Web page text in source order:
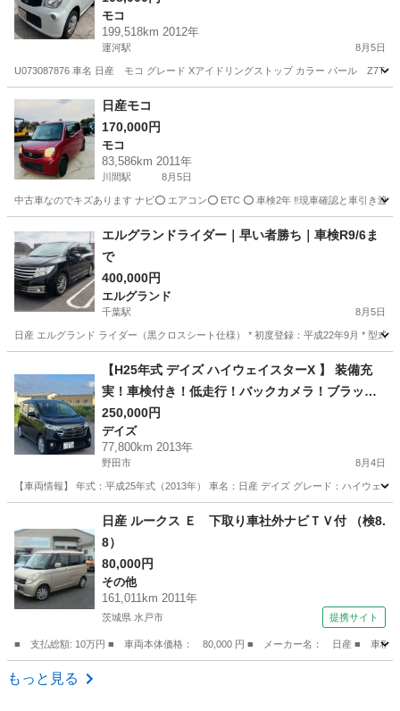
モコ
199,518km 2012年
運河駅 8月5日
U073087876 車名 日産 モコ グレード Xアイドリングストップ カラー パール Z7T 年
千葉 野田市 運河駅
日産モコ
170,000円
モコ
83,586km 2011年
川間駅 8月5日
中古車なのでキズあります ナビ⭕️ エアコン⭕️ ETC ⭕️ 車検2年 ‼️現車確認と車引き
川間駅 モコ
エルグランドライダー｜早い者勝ち｜車検R9/6ま
で
400,000円
エルグランド
千葉駅 8月5日
日産 エルグランド ライダー（黒クロスシート仕様） * 初度登録：平成22年9月 * 型式
千葉駅 エルグランド 走行距離
【H25年式 デイズ ハイウェイスターX 】 装備充
実！車検付き！低走行！バックカメラ！ブラック
カラー！ワンオーナー！
250,000円
デイズ
77,800km 2013年
野田市 8月4日
【車両情報】 年式：平成25年式（2013年） 車名：日産 デイズ グレード：ハイウェ
デイズ エンジン
日産 ルークス Ｅ 下取り車社外ナビＴＶ付 （検8.
8）
80,000円
その他
161,011km 2011年
茨城県 水戸市 提携サイト
■ 支払総額: 10万円 ■ 車両本体価格： 80,000 円 ■ メーカー名： 日産 ■ 車
茨城 水戸市
もっと見る